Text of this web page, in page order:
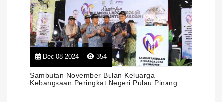
Dec 08 2024 354
Sambutan November Bulan Keluarga
Kebangsaan Peringkat Negeri Pulau Pinang